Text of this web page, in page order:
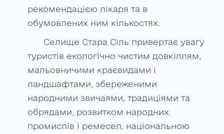
рекомендацією лікаря та в
обумовлених ним кількостях.
Селище Стара Сіль привертає увагу
туристів екологічно чистим довкіллям,
мальовничими краєвидами і
ландшафтами, збереженими
народними звичаями, традиціями та
обрядами, розвитком народних
промислів і ремесел, національною